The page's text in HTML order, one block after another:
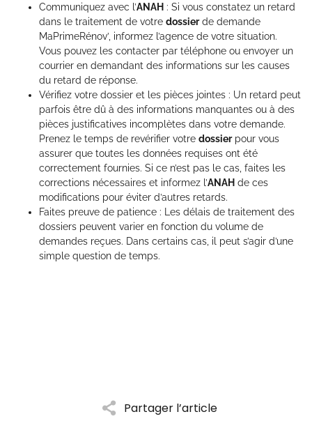
Partager l’article
Communiquez avec l’ANAH : Si vous constatez un retard
dans le traitement de votre dossierde demande
MaPrimeRénov’, informez l’agence de votre situation.
Vous pouvez les contacter par téléphone ou envoyer un
courrier en demandant des informations sur les causes
du retard de réponse.
Vérifiez votre dossier et les pièces jointes : Un retard peut
parfois être dû à des informations manquantes ou à des
pièces justificatives incomplètes dans votre demande.
Prenez le temps de revérifier votre dossierpour vous
assurer que toutes les données requises ont été
correctement fournies. Si ce n’est pas le cas, faites les
corrections nécessaires et informez l’ANAH de ces
modifications pour éviter d’autres retards.
Faites preuve de patience : Les délais de traitement des
dossiers peuvent varier en fonction du volume de
demandes reçues. Dans certains cas, il peut s’agir d’une
simple question de temps.